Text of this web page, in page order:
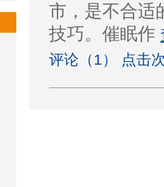
市，是不合适
技巧。催眠作
评论（1） 点击